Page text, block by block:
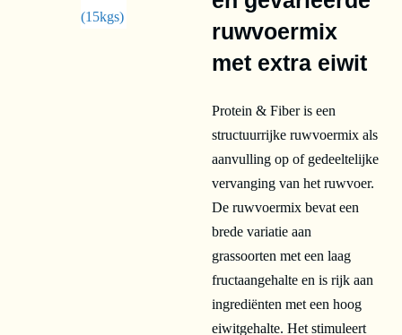
ruwvoermix
met extra eiwit
Protein & Fiber is een
structuurrijke ruwvoermix als
aanvulling op of gedeeltelijke
vervanging van het ruwvoer.
De ruwvoermix bevat een
brede variatie aan
grassoorten met een laag
fructaangehalte en is rijk aan
ingrediënten met een hoog
eiwitgehalte. Het stimuleert